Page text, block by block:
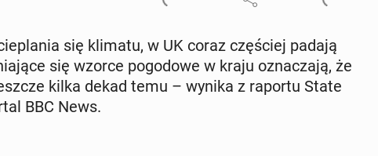
się klimatu, w UK coraz czę­ściej padają
się wzorce po­go­do­we w kraju ozna­cza­ją, że
kilka dekad temu – wynika z raportu State
BBC News.